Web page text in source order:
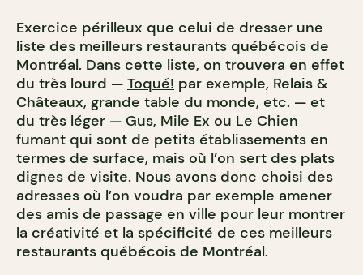
Exercice périlleux que celui de dresser une
liste des meilleurs restaurants québécois de
Montréal. Dans cette liste, on trouvera en effet
du très lourd — Toqué! par exemple, Relais &
Châteaux, grande table du monde, etc. — et
du très léger — Gus, Mile Ex ou Le Chien
fumant qui sont de petits établissements en
termes de surface, mais où l’on sert des plats
dignes de visite. Nous avons donc choisi des
adresses où l’on voudra par exemple amener
des amis de passage en ville pour leur montrer
la créativité et la spécificité de ces meilleurs
restaurants québécois de Montréal.